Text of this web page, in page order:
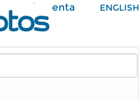
Mi Cuenta ENGLISH